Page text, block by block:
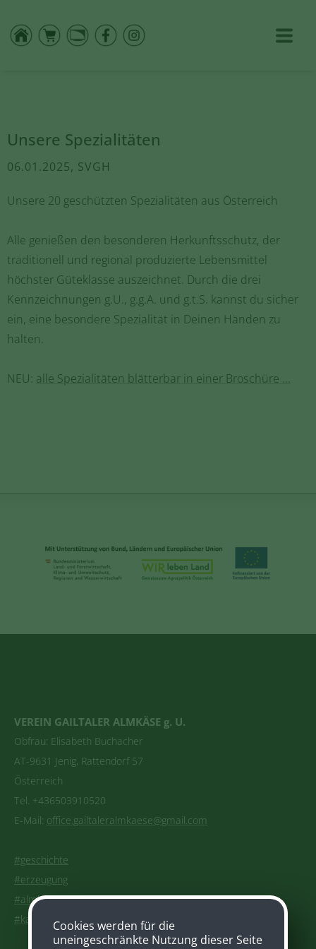
Unsere Spezialitäten
06.01.2025, SVGH
Unsere 20 geschützten Spezialitäten aus Österreich
Alle genießen den besonderen Herkunftsschutz, der
traditionell und regional produzierte Lebensmittel
höchster Güteklasse auszeichnet. Durch die drei
Kennzeichnungen g.U., g.g.A. und g.t.S. kannst du sicher
ein, eine besondere Spezialität in Deinen Händen zu
halten.
NEU: alle Spezialitäten blätterbar in einer Broschüre ...
VEREIN GAILTALER ALMKÄSE g. U.
Obfrau: Elisabeth Buchacher
AT-9631 Jenig, Rattendorf 57
Österreich
Tel. +436503910520
E-Mail: office.gailtaleralmkaese@gmail.com
#geschichte
#erzeugung
#almkaesepedia
#kaufen
Cookies werden für die
uneingeschränkte Nutzung dieser Seite